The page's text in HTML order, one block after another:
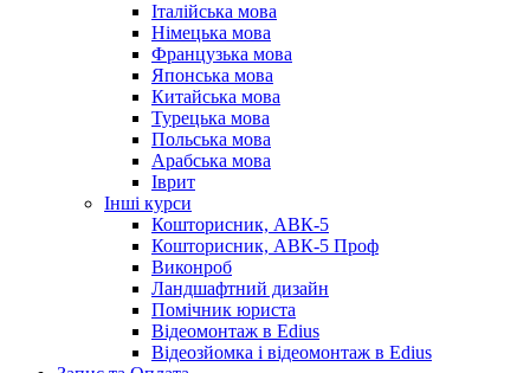
Італійська мова
Німецька мова
Французька мова
Японська мова
Китайська мова
Турецька мова
Польська мова
Арабська мова
Іврит
Інші курси
Кошторисник, АВК-5
Кошторисник, АВК-5 Проф
Виконроб
Ландшафтний дизайн
Помічник юриста
Відеомонтаж в Edius
Відеозйомка і відеомонтаж в Edius